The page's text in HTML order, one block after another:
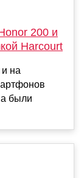
200 и
Harcourt
и на
были